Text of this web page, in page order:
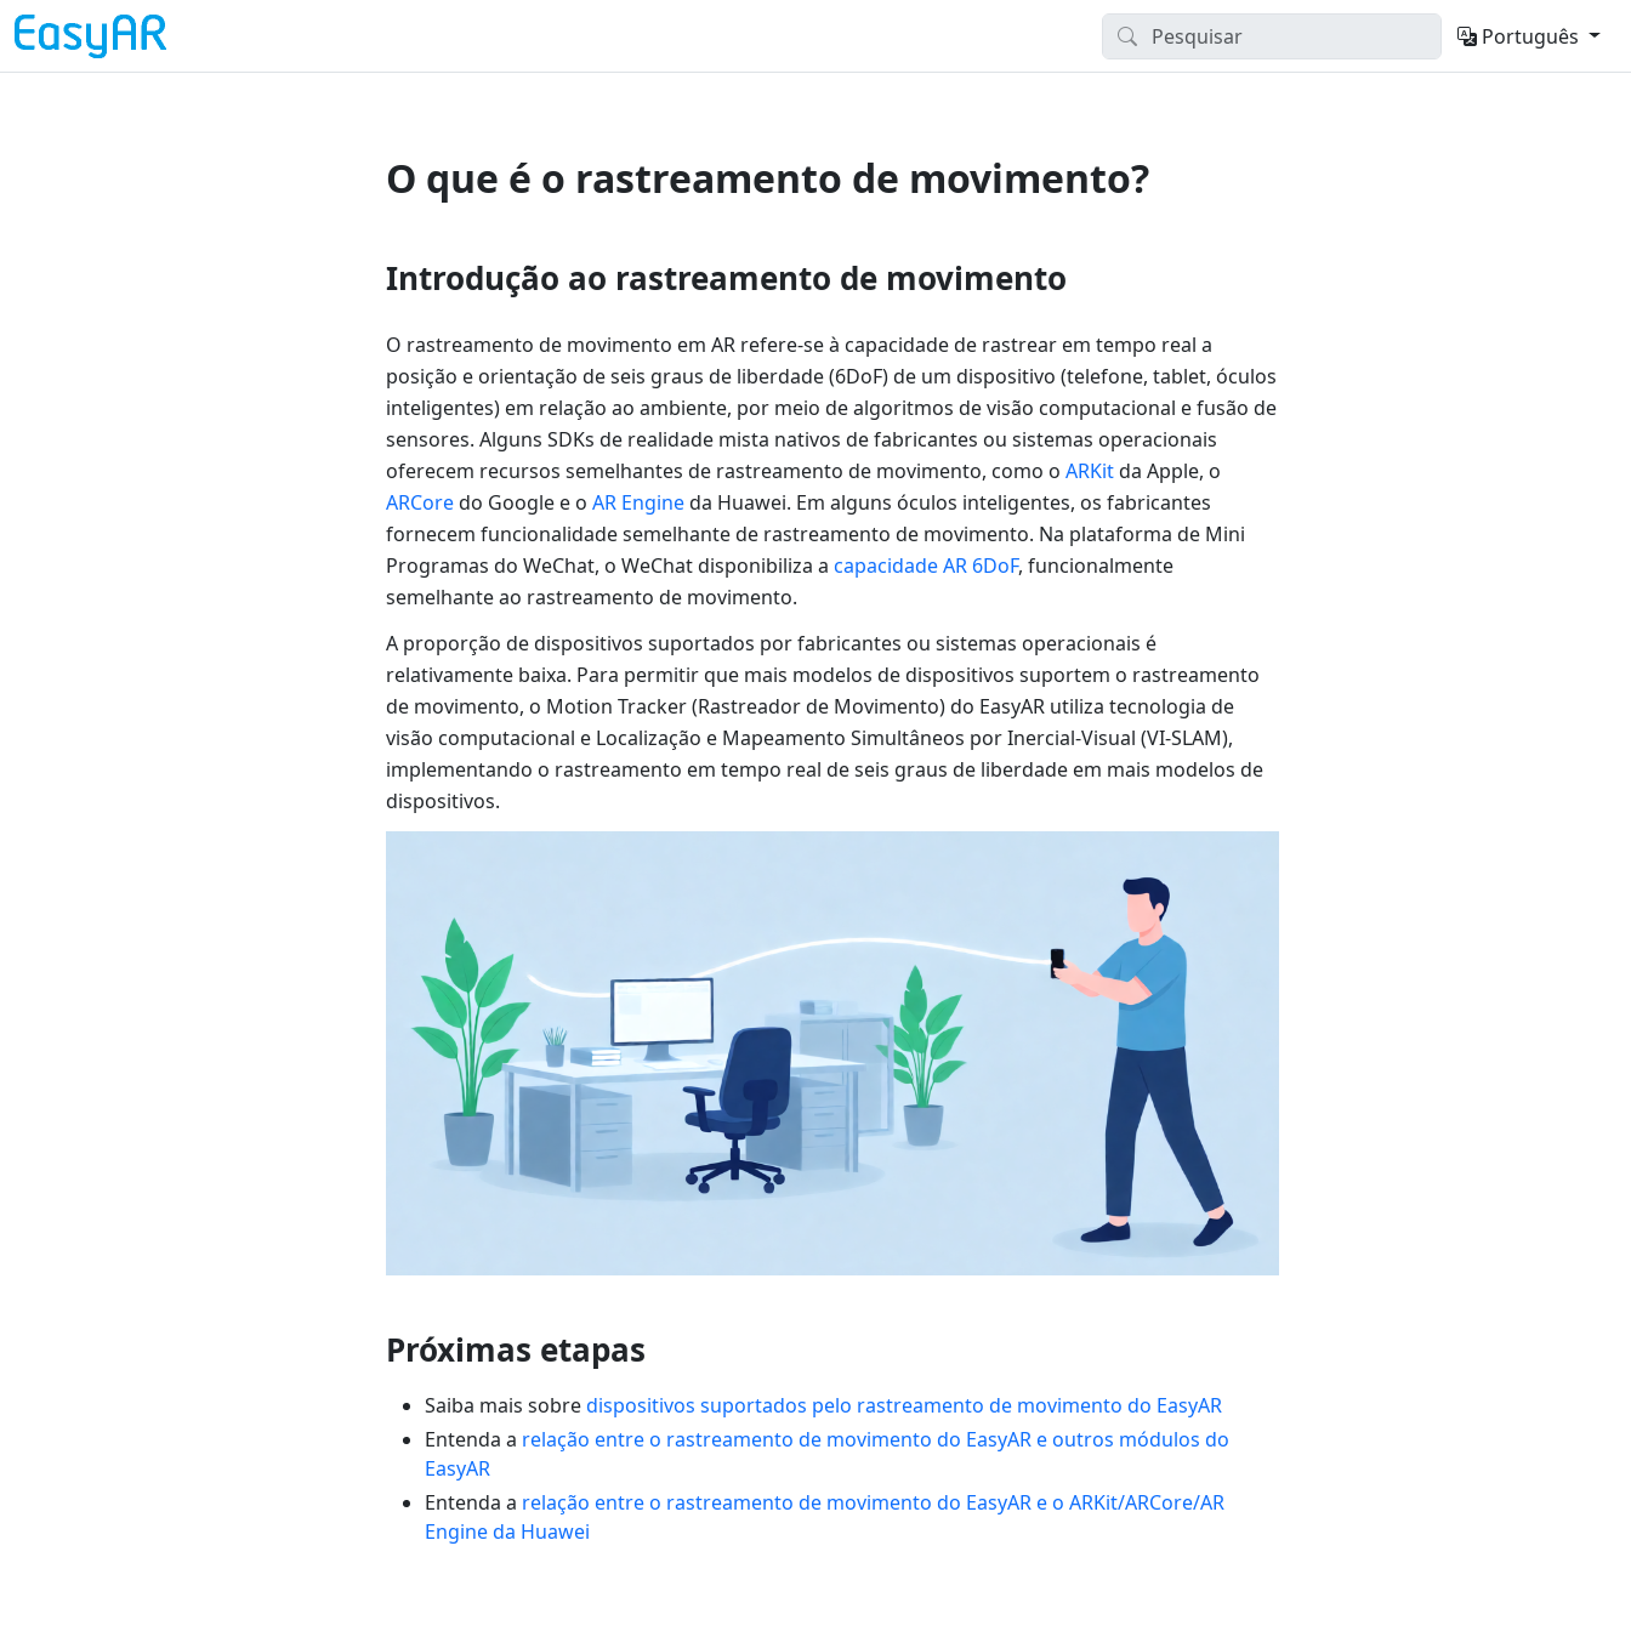
Português
O que é o rastreamento de movimento?
Introdução ao rastreamento de movimento
O rastreamento de movimento em AR refere-se à capacidade de rastrear em tempo real a
posição e orientação de seis graus de liberdade (6DoF) de um dispositivo (telefone, tablet, óculos
inteligentes) em relação ao ambiente, por meio de algoritmos de visão computacional e fusão de
sensores. Alguns SDKs de realidade mista nativos de fabricantes ou sistemas operacionais
oferecem recursos semelhantes de rastreamento de movimento, como o ARKitda Apple, o
ARCoredo Google e o AR Engineda Huawei. Em alguns óculos inteligentes, os fabricantes
fornecem funcionalidade semelhante de rastreamento de movimento. Na plataforma de Mini
Programas do WeChat, o WeChat disponibiliza a capacidade AR 6DoF, funcionalmente
semelhante ao rastreamento de movimento.
A proporção de dispositivos suportados por fabricantes ou sistemas operacionais é
relativamente baixa. Para permitir que mais modelos de dispositivos suportem o rastreamento
de movimento, o Motion Tracker (Rastreador de Movimento) do EasyAR utiliza tecnologia de
visão computacional e Localização e Mapeamento Simultâneos por Inercial-Visual (VI-SLAM),
implementando o rastreamento em tempo real de seis graus de liberdade em mais modelos de
dispositivos.
Próximas etapas
Saiba mais sobredispositivos suportados pelo rastreamento de movimento do EasyAR
Entenda a relação entre o rastreamento de movimento do EasyAR e outros módulos do
EasyAR
Entenda a relação entre o rastreamento de movimento do EasyAR e o ARKit/ARCore/AR
Engine da Huawei